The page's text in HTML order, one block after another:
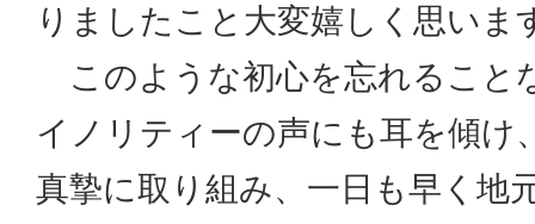
りましたこと大変嬉しく思いま
このような初心を忘れること
イノリティーの声にも耳を傾け
真摯に取り組み、一日も早く地